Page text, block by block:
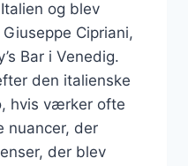
og blev
Cipriani,
Bar i Venedig.
den italienske
hvis værker ofte
nuancer, der
der blev